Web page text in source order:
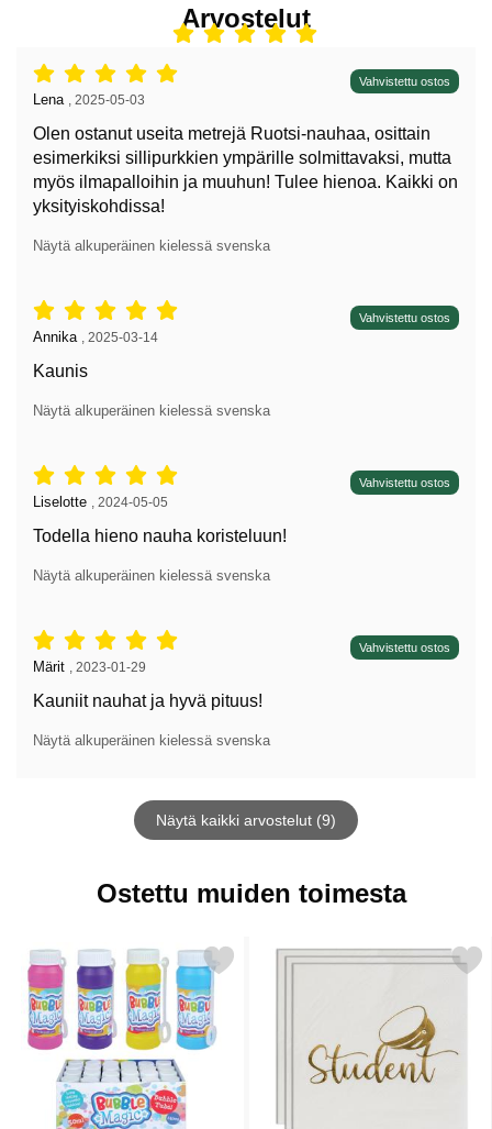
Arvostelut
Arvostelu: 5 tähdet / 5, Vahvistettu ostos
Arvostelun kirjoittaja:
Lena 2025-05-03
Olen ostanut useita metrejä Ruotsi-nauhaa, osittain
esimerkiksi sillipurkkien ympärille solmittavaksi, mutta
myös ilmapalloihin ja muuhun! Tulee hienoa. Kaikki on
yksityiskohdissa!
Näytä alkuperäinen kielessä svenska
Arvostelu: 5 tähdet / 5, Vahvistettu ostos
Arvostelun kirjoittaja:
Annika 2025-03-14
Kaunis
Näytä alkuperäinen kielessä svenska
Arvostelu: 5 tähdet / 5, Vahvistettu ostos
Arvostelun kirjoittaja:
Liselotte 2024-05-05
Todella hieno nauha koristeluun!
Näytä alkuperäinen kielessä svenska
Arvostelu: 5 tähdet / 5, Vahvistettu ostos
Arvostelun kirjoittaja:
Märit 2023-01-29
Kauniit nauhat ja hyvä pituus!
Näytä alkuperäinen kielessä svenska
Näytä kaikki arvostelut (9)
Ostettu muiden toimesta
Merkitse saippuakuplat Magic suosikiksi
Merkitse student